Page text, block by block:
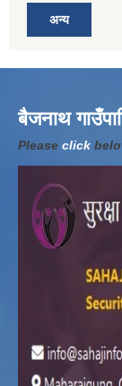
अन्य
बैजनाथ
Please click